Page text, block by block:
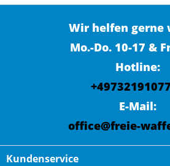
Wir helfen gerne
Mo.-Do. 10-17 &
Hotline:
E-Mail:
office@freie-
Kundenservice